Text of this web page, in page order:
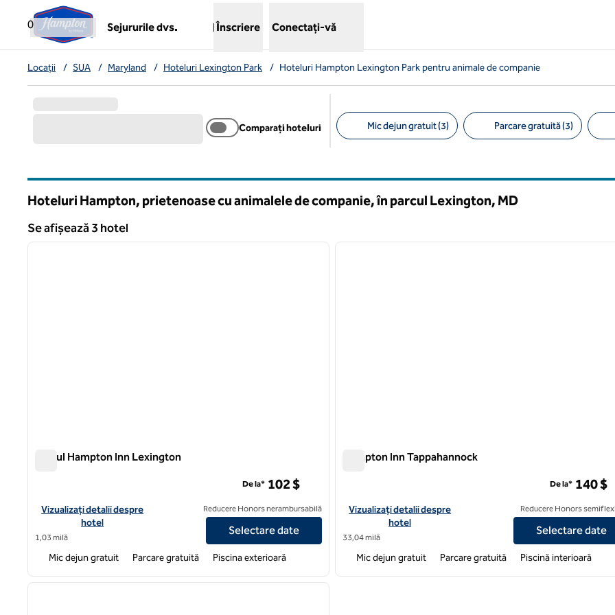
Salt la conținut
0
Sejururile dvs. Înscriere Conectați-vă
Locații / SUA / Maryland / Hoteluri Lexington Park / Hoteluri Hampton Lexington Park pentru animale de companie
Comparați hoteluri Mic dejun gratuit (3) Parcare gratuită (3)
Hoteluri Hampton, prietenoase cu animalele de companie, în parcul Lexington, MD
Se afișează 3 hotel
Se afișează 3 hotel
1 din 12
imaginea următoare
Parcul Hampton Inn Lexington
Vizualizați detaliile hotelului pentru Hampton Inn Lexington Park
Vizualizați detalii despre
hotel
1,03 milă
De la* 102 $
Reducere Honors nerambursabilă
Selectare date
Mic dejun gratuit Parcare gratuită Piscina exterioară
1 din 8
Hampton Inn Tappahannock
Vizualizați detaliile hotelului Hampton Inn Tappahannock
Vizualizați detalii despre
hotel
33,04 milă
De la* 140 $
Reducere Honors
Selectare date
Mic dejun gratuit Parcare gratuită Piscină interioară
1 din 12
imaginea următoare